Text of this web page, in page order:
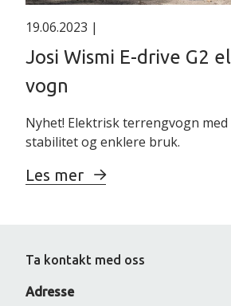
19.06.2023 |
Josi Wismi E-drive G2
vogn
Nyhet! Elektrisk terrengvogn
stabilitet og enklere bruk.
Les mer
Ta kontakt med oss
Adresse